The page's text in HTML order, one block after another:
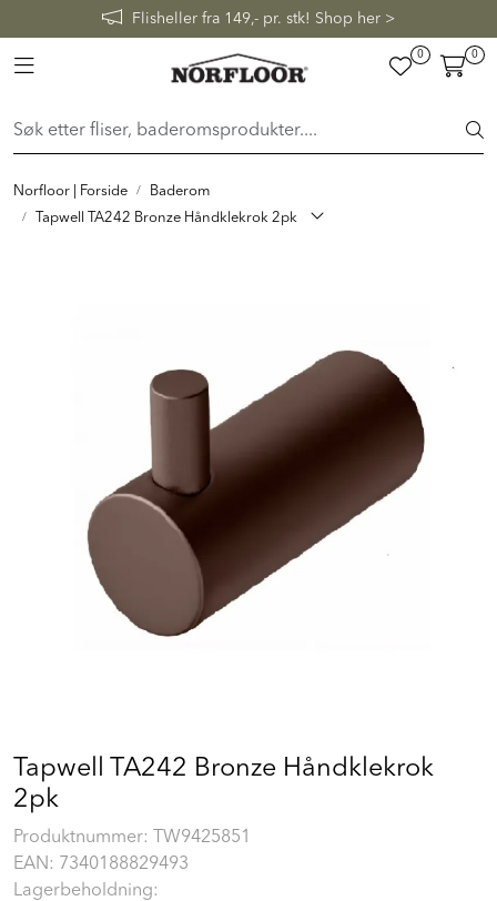
her >
Toggle navigation
0 0
Norfloor | Forside
Baderom
Tapwell TA242 Bronze Håndklekrok 2pk
Tapwell TA242 Bronze Håndklekrok
2pk
Produktnummer:
TW9425851
EAN: 7340188829493
Lagerbeholdning:
BADEROM
INTERIØR
Still et spørsmål
Min side
Logg inn